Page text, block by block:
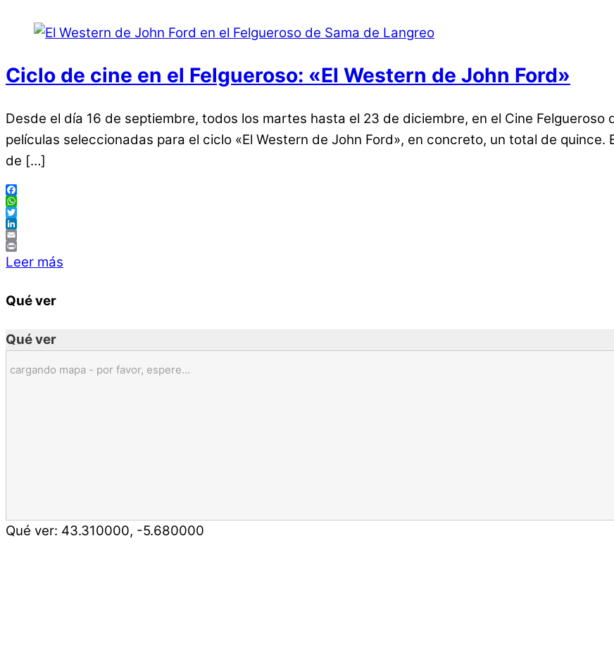
Ciclo de cine en el Felgueroso: «El Western de John Ford»
Desde el día 16 de septiembre, todos los martes hasta el 23 de diciembre, en el Cine
películas seleccionadas para el ciclo «El Western de John Ford», en concreto, un total de
de […]
Facebook
WhatsApp
Twitter
LinkedIn
Email
Print
Leer más
Qué ver
Qué ver
cargando mapa - por favor, espere...
Qué ver: 43.310000, -5.680000